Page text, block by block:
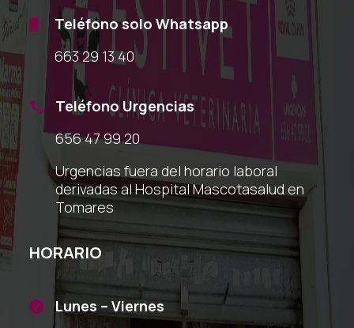
Teléfono solo Whatsapp
663 29 13 40

Teléfono Urgencias
656 47 99 20
Urgencias fuera del horario laboral
derivadas al Hospital Mascotasalud en
Tomares
HORARIO

Lunes – Viernes